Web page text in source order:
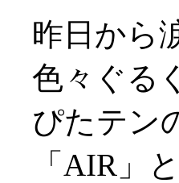
昨日から
色々ぐる
ぴたテン
「AIR」